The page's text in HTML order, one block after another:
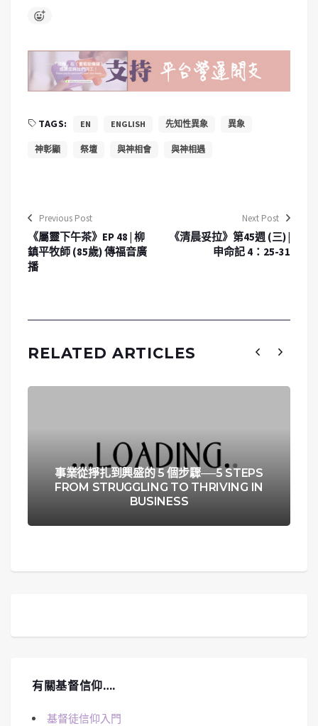
TAGS: EN ENGLISH 先知性異象 異象
神彰顯 祭壇 與神相會 與神相遇
Previous Post
《屬靈下午茶》EP 48 | 柳
鎮平牧師 (85歲) 傳福音廣
播
Next Post
《清晨妥拉》第45週 (三) |
申命記 4：25-31
RELATED ARTICLES
事業從掙扎到興盛的 5 個步驟──5 STEPS
FROM STRUGGLING TO THRIVING IN
BUSINESS
有關基督信仰….
基督徒信仰入門